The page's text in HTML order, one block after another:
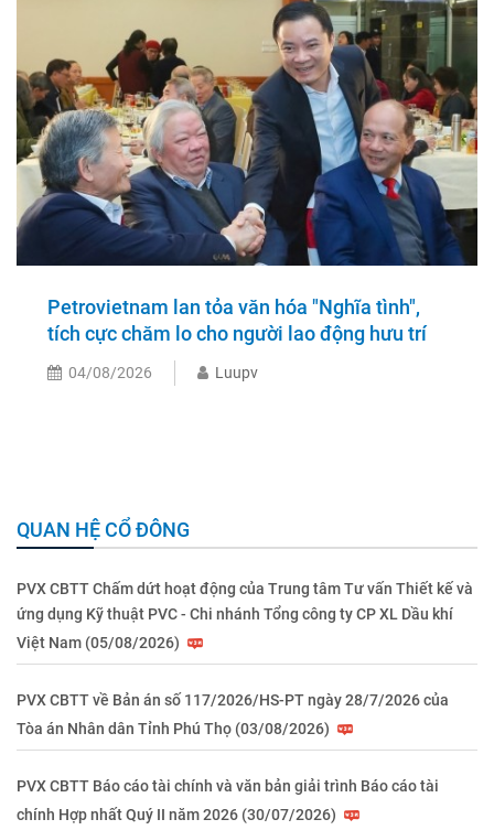
Petrovietnam lan tỏa văn hóa "Nghĩa tình",
tích cực chăm lo cho người lao động hưu trí
04/08/2026 Luupv
QUAN HỆ CỔ ĐÔNG
PVX CBTT Chấm dứt hoạt động của Trung tâm Tư vấn Thiết kế và
ứng dụng Kỹ thuật PVC - Chi nhánh Tổng công ty CP XL Dầu khí
Việt Nam (05/08/2026)
PVX CBTT về Bản án số 117/2026/HS-PT ngày 28/7/2026 của
Tòa án Nhân dân Tỉnh Phú Thọ (03/08/2026)
PVX CBTT Báo cáo tài chính và văn bản giải trình Báo cáo tài
chính Hợp nhất Quý II năm 2026 (30/07/2026)